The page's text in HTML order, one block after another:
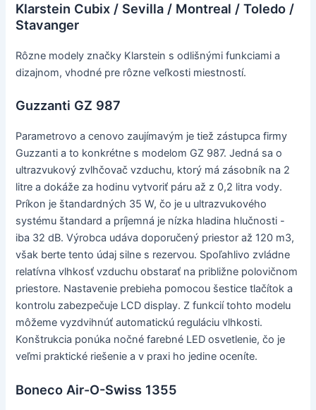
Klarstein Cubix / Sevilla / Montreal / Toledo /
Stavanger
Rôzne modely značky Klarstein s odlišnými funkciami a
dizajnom, vhodné pre rôzne veľkosti miestností.
Guzzanti GZ 987
Parametrovo a cenovo zaujímavým je tiež zástupca firmy
Guzzanti a to konkrétne s modelom GZ 987. Jedná sa o
ultrazvukový zvlhčovač vzduchu, ktorý má zásobník na 2
litre a dokáže za hodinu vytvoriť páru až z 0,2 litra vody.
Príkon je štandardných 35 W, čo je u ultrazvukového
systému štandard a príjemná je nízka hladina hlučnosti -
iba 32 dB. Výrobca udáva doporučený priestor až 120 m3,
však berte tento údaj silne s rezervou. Spoľahlivo zvládne
relatívna vlhkosť vzduchu obstarať na približne polovičnom
priestore. Nastavenie prebieha pomocou šestice tlačítok a
kontrolu zabezpečuje LCD display. Z funkcií tohto modelu
môžeme vyzdvihnúť automatickú reguláciu vlhkosti.
Konštrukcia ponúka nočné farebné LED osvetlenie, čo je
veľmi praktické riešenie a v praxi ho jedine oceníte.
Boneco Air-O-Swiss 1355